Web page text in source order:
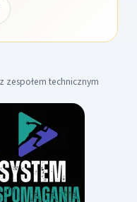
zespołem technicznym